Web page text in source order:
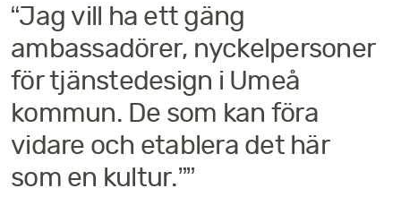
“Jag vill ha ett gäng
ambassadörer, nyckelpersoner
för tjänstedesign i Umeå
kommun. De som kan föra
vidare och etablera det här
som en kultur.””